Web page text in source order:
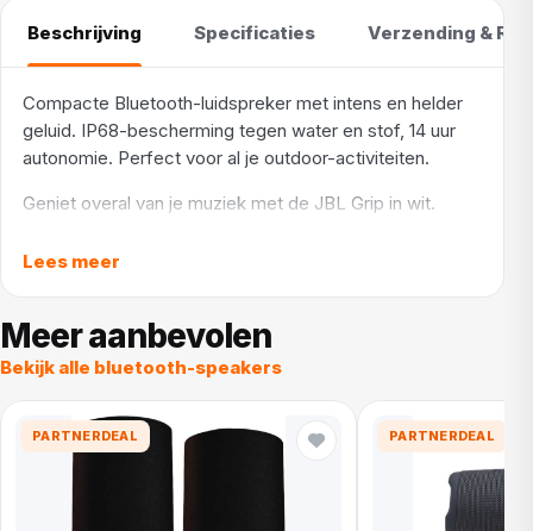
Beschrijving Specificaties Verzending &
Compacte Bluetooth-luidspreker met intens en helder
geluid. IP68-bescherming tegen water en stof, 14 uur
autonomie. Perfect voor al je outdoor-activiteiten.
Geniet overal van je muziek met de JBL Grip in wit.
helder geluid. Met IP68-bescherming is hij bestand
comfortabele grip en de batterij biedt tot 14 uur
autonomie. Perfect om je dag ritme te geven en overal
Lees meer
Meer aanbevolen
Bekijk alle bluetooth-speakers
PARTNERDEAL PARTNERDEAL